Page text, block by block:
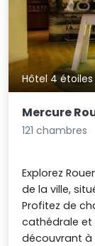
Hôtel 4 étoiles
Mercure
121 chambres
Explorez
de la ville,
Profitez de
cathédrale et
découvrant à